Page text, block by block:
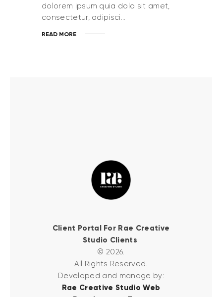
dolorem ipsum quia dolo sit amet,
consectetur, adipisci…
READ MORE
Client Portal For Rae Creative
Studio Clients
© 2026.
All Rights Reserved.
Developed and manage by:
Rae Creative Studio Web